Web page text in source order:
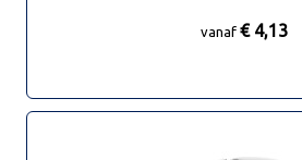
vanaf € 4,13